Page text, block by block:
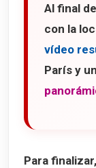
Al final
con la
vídeo
París y
Para